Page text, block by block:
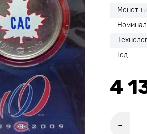
Номинал
Год
4
-